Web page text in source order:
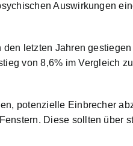
Auswirkungen
letzten Jahren
von 8,6% im Vergleich
potenzielle Einbrecher
Diese sollten über